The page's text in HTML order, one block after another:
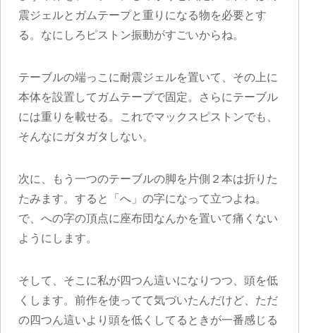
震ジェルとガムテープと重りになる物を必要とす
る。なにしろピストン振動がすごいからね。
テーブルの端っこに耐震ジェルを置いて、その上に
本体を設置してガムテープで固定。さらにテーブル
には重りを載せる。これでマックスピストンでも、
そんなにガタガタしない。
次に、もう一つのテーブルの脚を片側２本は折りた
たみます。すると「へ」の字になって立つよね。
で、への字の頂点に座布団なんかを置いて痛くない
ようにします。
そして、そこに私が四つん這いになりつつ、頭を低
くします。前作を使ってて気づいたんだけど、ただ
の四つん這いより頭を低くしてるときが一番感じる